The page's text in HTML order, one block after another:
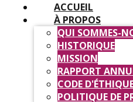
ACCUEIL
À PROPOS
QUI SOMMES-
HISTORIQUE
MISSION
RAPPORT
CODE
POLITIQUE DE